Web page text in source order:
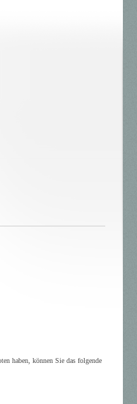
haben, können Sie das folgende